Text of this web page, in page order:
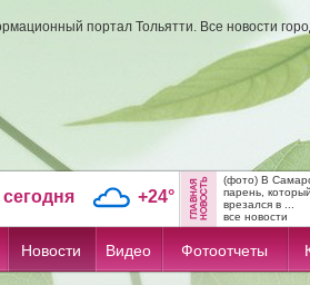
портал Тольятти. Все новости
+24°
(фото) В
парень,
врезался в ...
все новости
Новости Видео Фотоотчеты